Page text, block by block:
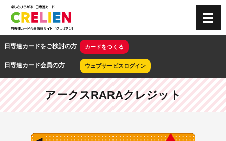
CRELIEN |
日専連カードをご検討の方 カードをつくる
日専連カード会員の方 ウェブサービスログイン
アークスRARAクレジット